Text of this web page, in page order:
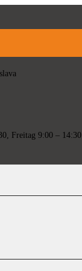
Freitag 9:00 – 14:30